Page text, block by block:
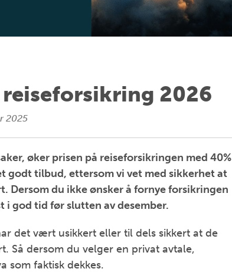
2026
2025
øker prisen på reiseforsikringen med 40%
godt tilbud, ettersom vi vet med sikkerhet at
Dersom du ikke ønsker å fornye forsikringen
i god tid før slutten av desember.
det vært usikkert eller til dels sikkert at de
Så dersom du velger en privat avtale,
som faktisk dekkes.